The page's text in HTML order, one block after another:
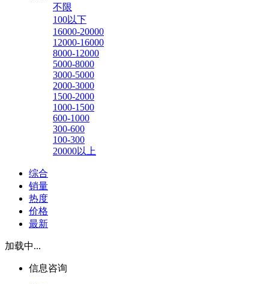
不限
100以下
16000-20000
12000-16000
8000-12000
5000-8000
3000-5000
2000-3000
1500-2000
1000-1500
600-1000
300-600
100-300
20000以上
综合
销量
热度
价格
最新
加载中...
信息咨询